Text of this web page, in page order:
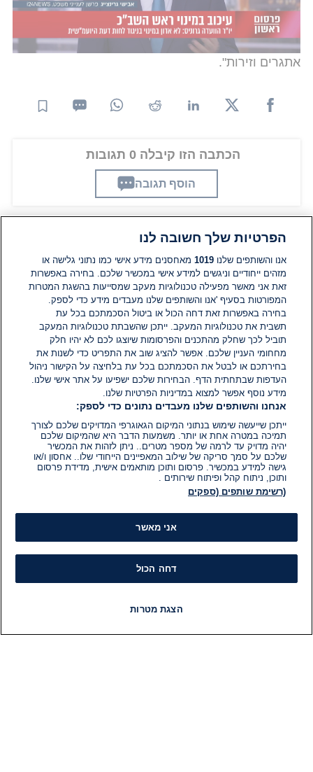
השב״כ בנחישות, בגבורה ובאומץ לב. השב״כ תחת
פיקודו הגיע במערכה הכבדה להישגים יוצאי דופן בזירות
השונות בו פועל, כל זאת במציאות ביטחונית רוויית
אתגרים וזירות".
הכתבה הזו קיבלה 0 תגובות
הוסף תגובה
תגובות
אין עדיין תגובות. היה הראשון להגיב
הוסף תגובה
הפרטיות שלך חשובה לנו
אנו והשותפים שלנו1019 מאחסנים מידע אישי כמו נתוני גלישה או
מזהים ייחודיים וניגשים למידע אישי במכשיר שלכם. בחירה באפשרות
זאת אני מאשר מפעילה טכנולוגיות מעקב שמסייעות בהשגת המטרות
המפורטות בסעיף 'אנו והשותפים שלנו מעבדים מידע כדי לספק.
בחירה באפשרות זאת דחה הכול או ביטול הסכמתכם בכל עת
תשבית את טכנולוגיות המעקב. ייתכן שהשבתת טכנולוגיות המעקב
תוביל לכך שחלק מהתכנים והפרסומות שיוצגו לכם לא יהיו חלק
מחחומי העניין שלכם. אפשר להציג שוב את התפריט כדי לשנות את
בחירתכם או לבטל את הסכמתכם בכל עת בלחיצה על הקישור ניהול
העדפות שבתחתית הדף. הבחירות שלכם ישפיעו על אתר אישי שלנו.
מידע נוסף אפשר למצוא במדיניות הפרטיות שלנו.
אנחנו והשותפים שלנו מעבדים נתונים כדי לספק:
ייתכן שייעשה שימוש בנתוני המיקום הגאוגרפי המדויקים שלכם לצורך
תמיכה במטרה אחת או יותר. משמעות הדבר היא שהמיקום שלכם
יהיה מדויק עד לרמה של מספר מטרים.. ניתן לזהות את המכשיר
שלכם על סמך סריקה של שילוב המאפיינים הייחודי שלו.. אחסון ו/או
גישה למידע במכשיר. פרסום ותוכן מותאמים אישית, מדידת פרסום
ותוכן, ניתוח קהל ופיתוח שירותים .
(רשימת שותפים (ספקים
אני מאשר
דחה הכול
הצגת מטרות